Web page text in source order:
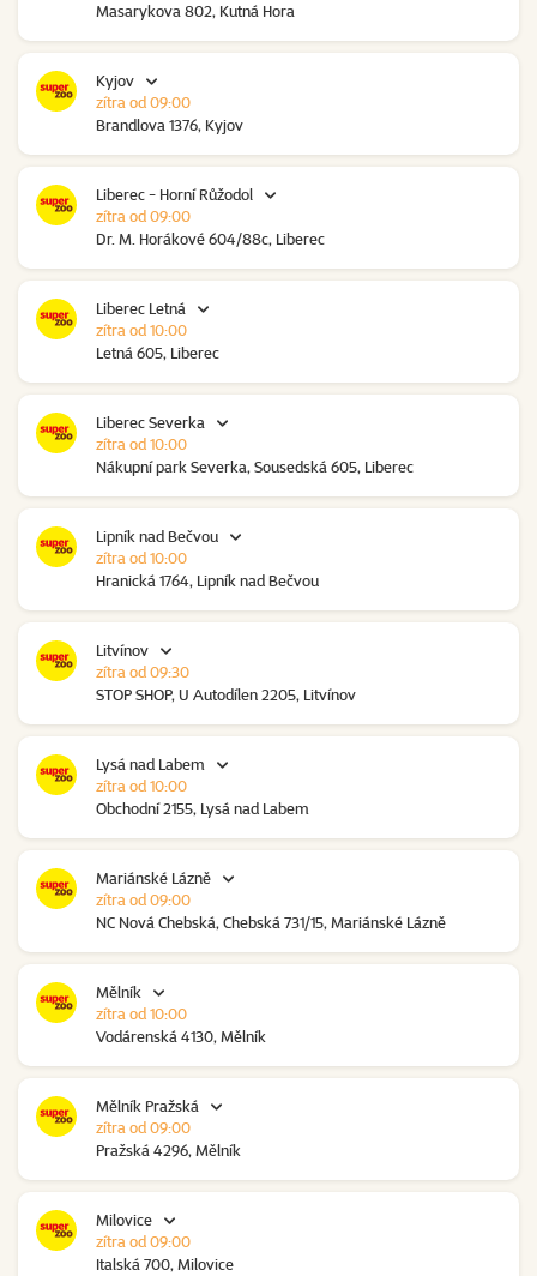
Masarykova 802, Kutná Hora
Kyjov
Brandlova 1376, Kyjov
zítra od 09:00
Liberec - Horní Růžodol
Dr. M. Horákové 604/88c, Liberec
zítra od 09:00
Liberec Letná
Letná 605, Liberec
zítra od 10:00
Liberec Severka
Nákupní park Severka, Sousedská 605, Liberec
zítra od 10:00
Lipník nad Bečvou
Hranická 1764, Lipník nad Bečvou
zítra od 10:00
Litvínov
STOP SHOP, U Autodílen 2205, Litvínov
zítra od 09:30
Lysá nad Labem
Obchodní 2155, Lysá nad Labem
zítra od 10:00
Mariánské Lázně
NC Nová Chebská, Chebská 731/15, Mariánské Lázně
zítra od 09:00
Mělník
Vodárenská 4130, Mělník
zítra od 10:00
Mělník Pražská
Pražská 4296, Mělník
zítra od 09:00
Milovice
Italská 700, Milovice
zítra od 09:00